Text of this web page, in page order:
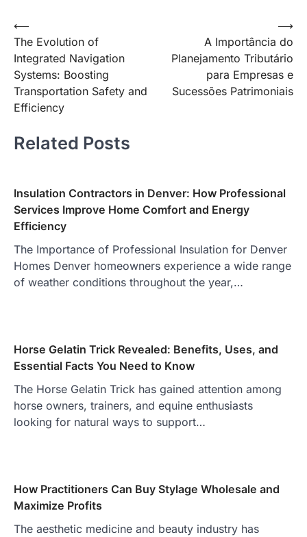
Post
navigation
⟵
The Evolution of
Integrated Navigation
Systems: Boosting
Transportation Safety and
Efficiency
A Importância do
Planejamento Tributário
para Empresas e
Sucessões Patrimoniais
⟶
Related Posts
Insulation Contractors in Denver: How Professional
Services Improve Home Comfort and Energy
Efficiency
The Importance of Professional Insulation for Denver
Homes Denver homeowners experience a wide range
of weather conditions throughout the year,…
Horse Gelatin Trick Revealed: Benefits, Uses, and
Essential Facts You Need to Know
The Horse Gelatin Trick has gained attention among
horse owners, trainers, and equine enthusiasts
looking for natural ways to support…
How Practitioners Can Buy Stylage Wholesale and
Maximize Profits
The aesthetic medicine and beauty industry has